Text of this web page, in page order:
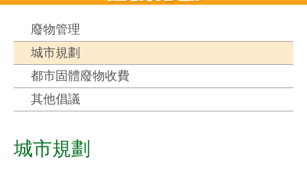
廢物管理
城市規劃
都市固體廢物收費
其他倡議
城市規劃